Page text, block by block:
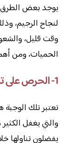
يوجد بعض الطرق
لنجاح الرجيم،
وقت قليل،
الحميات، ومن
1- الحرص على تناول وجبة الفطور
تعتبر تلك
والتي يغفل
يفضلون تناولها